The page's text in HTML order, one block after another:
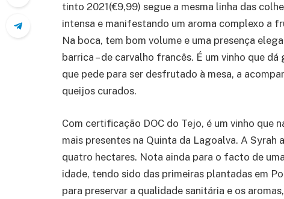
tinto 2021(€9,99) segue a mesma linha das
intensa e manifestando um aroma complexo a
Na boca, tem bom volume e uma presença
barrica – de carvalho francês. É um vinho que
que pede para ser desfrutado à mesa, a
queijos curados.
Com certificação DOC do Tejo, é um vinho que
mais presentes na Quinta da Lagoalva. A
quatro hectares. Nota ainda para o facto de
idade, tendo sido das primeiras plantadas em
para preservar a qualidade sanitária e os